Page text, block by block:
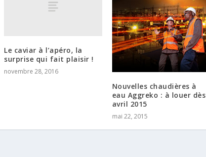
Le caviar à l’apéro, la
surprise qui fait plaisir !
novembre 28, 2016
Nouvelles chaudières à
eau Aggreko : à louer dès
avril 2015
mai 22, 2015